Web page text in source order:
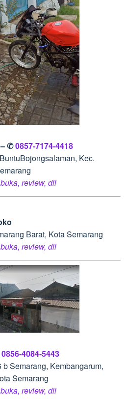
– ✆0857-7174-4418
Kec.
review, dll
Barat, Kota Semarang
review, dll
0856-4084-5443
Semarang, Kembangarum,
Semarang
review, dll